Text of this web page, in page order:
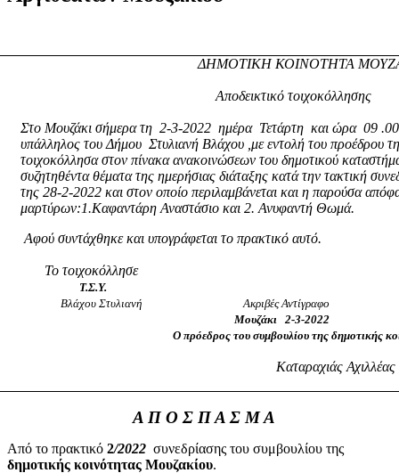
ΔΗΜΟΤΙΚΗ ΚΟΙΝΟΤΗΤΑ
Αποδεικτικό τοιχοκόλλησης
Στο Μουζάκι σήμερα τη 2-3-2022 ημέρα Τετάρτη και ώρα 09
υπάλληλος του Δήμου Στυλιανή Βλάχου ,με εντολή του προέδρου
τοιχοκόλλησα στον πίνακα ανακοινώσεων του δημοτικού
συζητηθέντα θέματα της ημερήσιας διάταξης κατά την τακτική
της 28-2-2022 και στον οποίο περιλαμβάνεται και η παρούσα
μαρτύρων:1.Καφαντάρη Αναστάσιο και 2. Ανυφαντή Θωμά.
Αφού συντάχθηκε και υπογράφεται το πρακτικό αυτό.
Το τοιχοκόλλησε
Τ.Σ.Υ.
Βλάχου Στυλιανή
Ακριβές Αντίγραφο
Μουζάκι
2-3-2022
Ο πρόεδρος του συμβουλίου της δημοτικής
Καταραχιάς Αχιλλέας
Α Π Ο Σ Π Α Σ Μ Α
Από το πρακτικό 2/2022 συνεδρίασης του συμβουλίου της
δημοτικής κοινότητας Μουζακίου.